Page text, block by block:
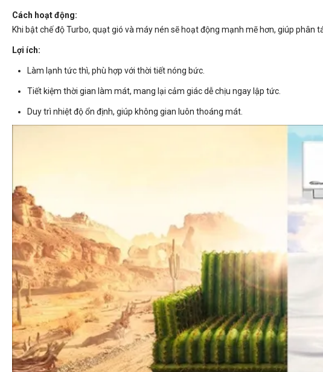
Cách hoạt động:
Khi bật chế độ Turbo, quạt gió và máy nén sẽ hoạt động mạnh mẽ hơn, giúp phân
Lợi ích:
Làm lạnh tức thì, phù hợp với thời tiết nóng bức.
Tiết kiệm thời gian làm mát, mang lại cảm giác dễ chịu ngay lập tức.
Duy trì nhiệt độ ổn định, giúp không gian luôn thoáng mát.